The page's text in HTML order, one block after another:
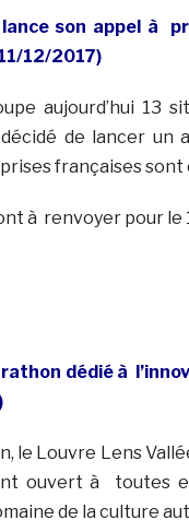
son appel à
12/2017)
aujourd’hui 13
de lancer un
françaises
à renvoyer pour le
dédié à
le Louvre Lens
ouvert à
de la culture